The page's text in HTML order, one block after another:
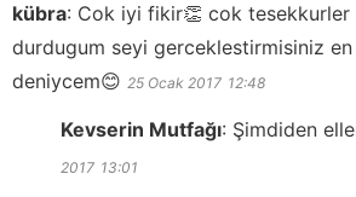
kübra: Cok iyi fikir👏 cok tesekkurler
durdugum seyi gerceklestirmisiniz
deniycem😊 25 Ocak 2017 12:48
Kevserin Mutfağı: Şimdiden
2017 13:01